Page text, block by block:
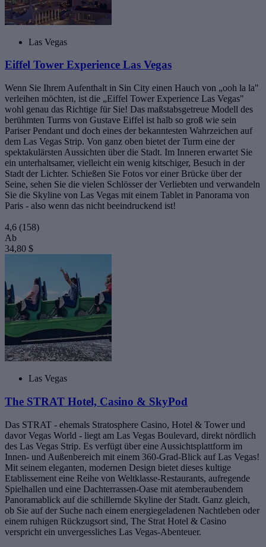
Las Vegas
Eiffel Tower Experience Las Vegas
Wenn Sie Ihrem Aufenthalt in Sin City einen Hauch von „ooh la la"
verleihen möchten, ist die „Eiffel Tower Experience Las Vegas"
wohl genau das Richtige für Sie! Das maßstabsgetreue Modell des
berühmten Turms von Gustave Eiffel ist halb so groß wie sein
Pariser Pendant und doch eines der bekanntesten Wahrzeichen auf
dem Las Vegas Strip. Von ganz oben bietet der Turm eine der
spektakulärsten Aussichten über die Stadt. Im Inneren erwartet Sie
ein unterhaltsamer, vielleicht ein wenig kitschiger, Besuch in der
Stadt der Lichter. Schießen Sie Fotos vor einer Brücke über der
Seine, sehen Sie die vielen Schlösser der Verliebten und verwandeln
Sie die Skyline von Las Vegas mit einem Tablet in Panorama von
Paris - also wenn das nicht beeindruckend ist!
4,6 (158)
Ab
34,80 $
Las Vegas
The STRAT Hotel, Casino & SkyPod
Das STRAT - ehemals Stratosphere Casino, Hotel & Tower und
davor Vegas World - liegt am Las Vegas Boulevard, direkt nördlich
des Las Vegas Strip. Es verfügt über eine Aussichtsplattform im
Innen- und Außenbereich mit einem 360-Grad-Blick auf Las Vegas!
Mit seinem eleganten, modernen Design bietet dieses kultige
Etablissement eine Reihe von Weltklasse-Restaurants, aufregende
Spielhallen und eine Dachterrassen-Oase mit atemberaubendem
Panoramablick auf die schillernde Skyline der Stadt. Ganz gleich,
ob Sie auf der Suche nach einem energiegeladenen Nachtleben oder
einem ruhigen Rückzugsort sind, The Strat Hotel & Casino
verspricht ein unvergessliches Las Vegas-Abenteuer.